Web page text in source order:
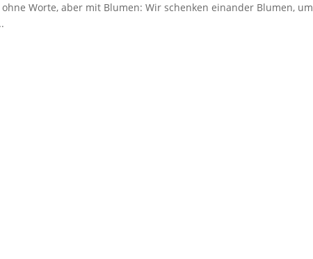
Worte, aber mit Blumen: Wir schenken einander Blumen, um